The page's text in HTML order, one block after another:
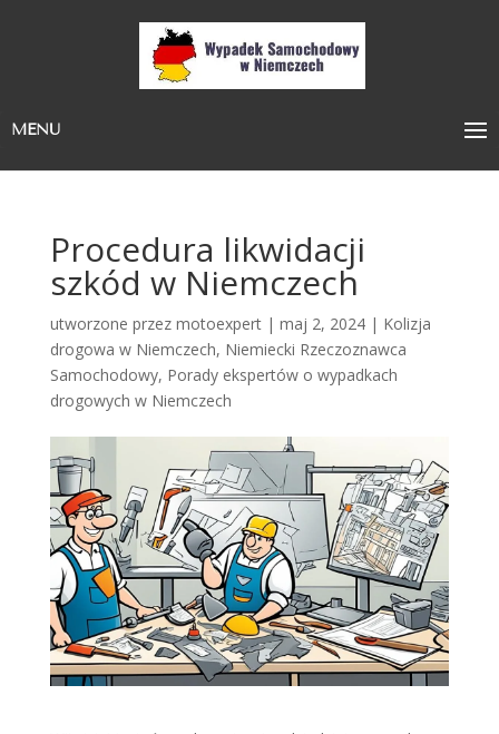
MENU
Procedura likwidacji
szkód w Niemczech
utworzone przez motoexpert| maj 2, 2024| Kolizja
drogowa w Niemczech, Niemiecki Rzeczoznawca
Samochodowy, Porady ekspertów o wypadkach
drogowych w Niemczech